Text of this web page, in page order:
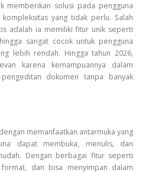
memberikan solusi pada pengguna
yang tidak perlu. Salah
adalah ia memiliki fitur unik seperti
sangat cocok untuk pengguna
lebih rendah. Hingga tahun 2026,
karena kemampuannya dalam
dokumen tanpa banyak
memanfaatkan antarmuka yang
dapat membuka, menulis, dan
Dengan berbagai fitur seperti
dan bisa menyimpan dalam